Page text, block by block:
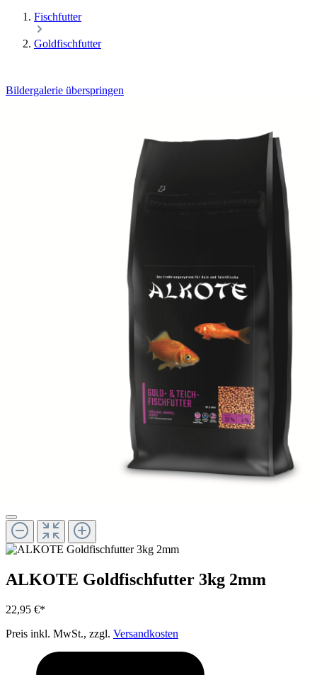
Fischfutter
Goldfischfutter
Bildergalerie überspringen
ALKOTE Goldfischfutter 3kg 2mm
22,95 €*
Preis inkl. MwSt., zzgl. Versandkosten